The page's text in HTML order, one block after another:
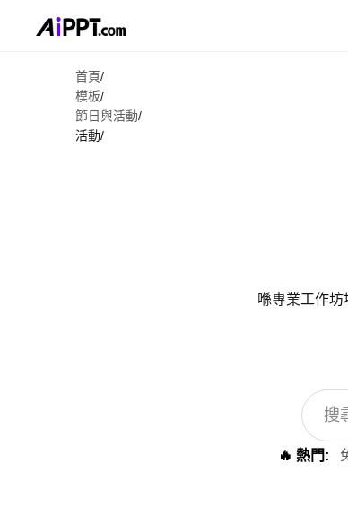
首頁/
模板/
節日與活動/
活動/
喺專業工作
🔥 熱門: